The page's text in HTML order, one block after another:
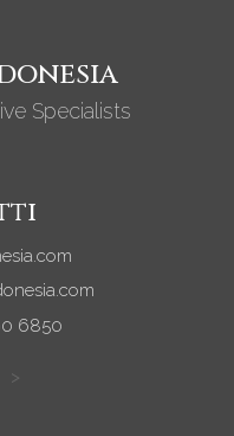
Specialists
6850
>